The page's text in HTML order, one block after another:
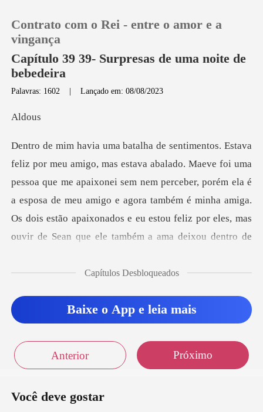
Loja
Sair
Baixar App
Contrato com o Rei - entre o amor e a
vingança
Capítulo 39 39- Surpresas de uma noite de
bebedeira
Palavras: 1602 |Lançado em: 08/08/2023
do
oa que me apaixonei sem nem perceber, porém ela é
a esposa de meu amigo e agora também é minha amiga.
Os dois estã
Capítulos Desbloqueados
Baixe o App e leia mais
Anterior Próximo
Você deve gostar